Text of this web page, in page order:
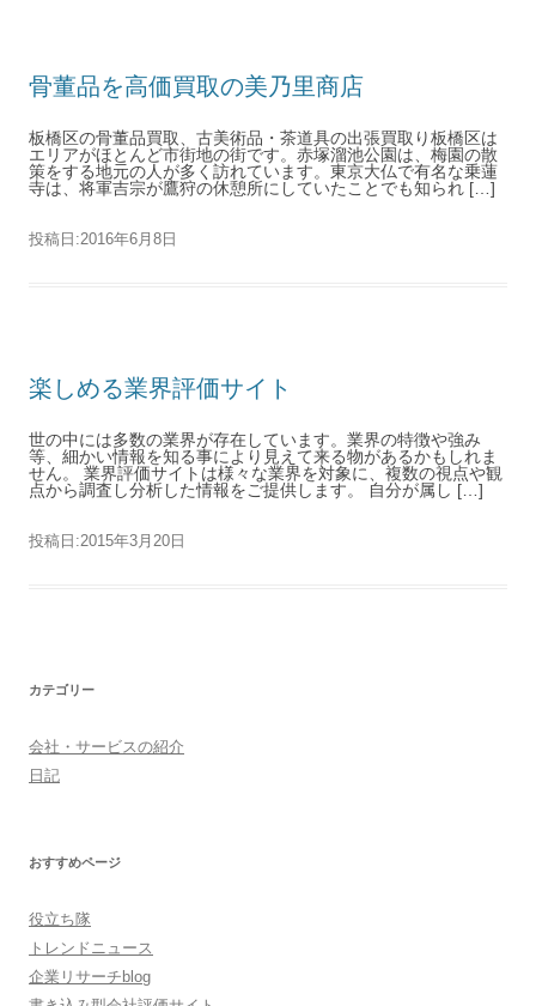
骨董品を高価買取の美乃里商店
板橋区の骨董品買取、古美術品・茶道具の出張買取り板橋区は
エリアがほとんど市街地の街です。赤塚溜池公園は、梅園の散
策をする地元の人が多く訪れています。東京大仏で有名な乗蓮
寺は、将軍吉宗が鷹狩の休憩所にしていたことでも知られ […]
投稿日:2016年6月8日
楽しめる業界評価サイト
世の中には多数の業界が存在しています。業界の特徴や強み
等、細かい情報を知る事により見えて来る物があるかもしれま
せん。 業界評価サイトは様々な業界を対象に、複数の視点や観
点から調査し分析した情報をご提供します。 自分が属し […]
投稿日:2015年3月20日
カテゴリー
会社・サービスの紹介
日記
おすすめページ
役立ち隊
トレンドニュース
企業リサーチblog